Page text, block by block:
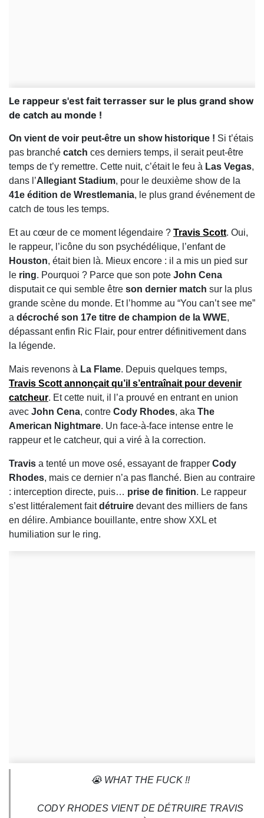
Le rappeur s'est fait terrasser sur le plus grand show
de catch au monde !
On vient de voir peut-être un show historique ! Si t’étais
pas branché catch ces derniers temps, il serait peut-être
temps de t’y remettre. Cette nuit, c’était le feu à Las Vegas,
dans l’Allegiant Stadium, pour le deuxième show de la
41e édition de Wrestlemania, le plus grand événement de
catch de tous les temps.
Et au cœur de ce moment légendaire ? Travis Scott. Oui,
le rappeur, l’icône du son psychédélique, l’enfant de
Houston, était bien là. Mieux encore : il a mis un pied sur
le ring. Pourquoi ? Parce que son pote John Cena
disputait ce qui semble être son dernier match sur la plus
grande scène du monde. Et l’homme au “You can’t see me”
a décroché son 17e titre de champion de la WWE,
dépassant enfin Ric Flair, pour entrer définitivement dans
la légende.
Mais revenons à La Flame. Depuis quelques temps,
Travis Scott annonçait qu’il s’entraînait pour devenir
catcheur. Et cette nuit, il l’a prouvé en entrant en union
avec John Cena, contre Cody Rhodes, aka The
American Nightmare. Un face-à-face intense entre le
rappeur et le catcheur, qui a viré à la correction.
Travis a tenté un move osé, essayant de frapper Cody
Rhodes, mais ce dernier n’a pas flanché. Bien au contraire
: interception directe, puis… prise de finition. Le rappeur
s’est littéralement faitdétruire devant des milliers de fans
en délire. Ambiance bouillante, entre show XXL et
humiliation sur le ring.
😭 WHAT THE FUCK !!
CODY RHODES VIENT DE DÉTRUIRE TRAVIS